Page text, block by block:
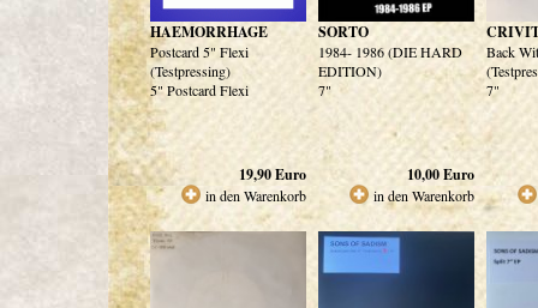
HAEMORRHAGE
Postcard 5" Flexi
(Testpressing)
5" Postcard Flexi
19,90Euro
in den Warenkorb
SORTO
1984- 1986 (DIE HARD
EDITION)
7"
10,00Euro
in den Warenkorb
Back
7"